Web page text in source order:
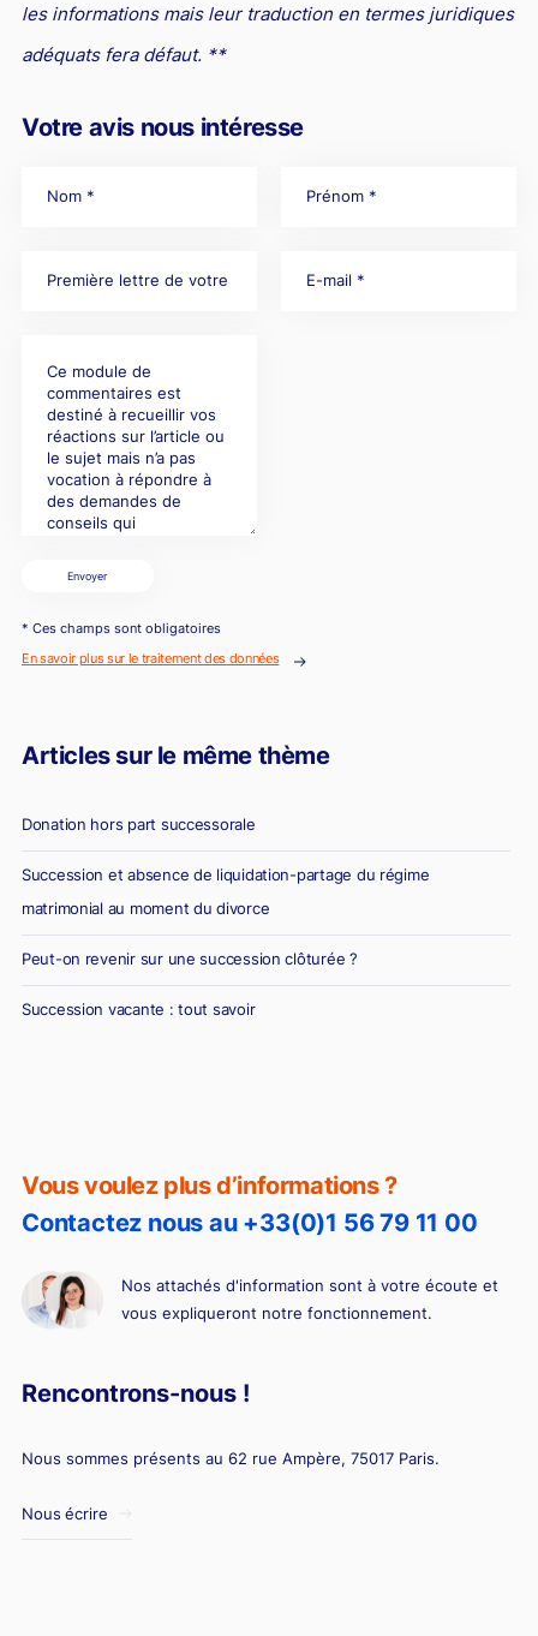
Vous voulez plus d’informations ?
Contactez nous au +33(0)1 56 79 11 00
Nos attachés d'information sont à votre écoute et
vous expliqueront notre fonctionnement.
Rencontrons-nous !
Nous sommes présents au 62 rue Ampère, 75017 Paris.
Nous écrire
les informations mais leur traduction en termes juridiques
adéquats fera défaut. **
Votre avis nous intéresse
Envoyer
* Ces champs sont obligatoires
En savoir plus sur le traitement des données
Articles sur le même thème
Donation hors part successorale
Succession et absence de liquidation-partage du régime
matrimonial au moment du divorce
Peut-on revenir sur une succession clôturée ?
Succession vacante : tout savoir